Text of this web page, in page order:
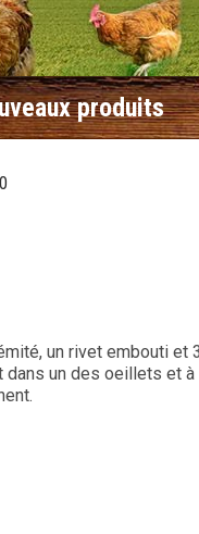
produits
un rivet embouti et
dans un des oeillets et